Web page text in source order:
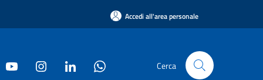
Accedi all'area personale
Cerca